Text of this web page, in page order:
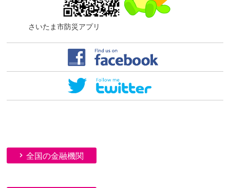
さいたま市防災アプリ
全国の金融機関